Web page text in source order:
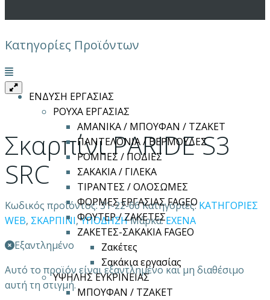
Κατηγορίες Προϊόντων
Μενού
ΕΝΔΥΣΗ ΕΡΓΑΣΙΑΣ
ΡΟΥΧΑ ΕΡΓΑΣΙΑΣ
ΑΜΑΝΙΚΑ / ΜΠΟΥΦΑΝ / ΤΖΑΚΕΤ
ΠΑΝΤΕΛΟΝΙΑ / ΒΕΡΜΟΥΔΕΣ
ΡΟΜΠΕΣ / ΠΟΔΙΕΣ
ΣΑΚΑΚΙΑ / ΓΙΛΕΚΑ
ΤΙΡΑΝΤΕΣ / ΟΛΟΣΩΜΕΣ
ΦΟΡΜΕΣ ΕΡΓΑΣΙΑΣ FAGEO
ΦΟΥΤΕΡ / ΖΑΚΕΤΕΣ
ΖΑΚΕΤΕΣ-ΣΑΚΑΚΙΑ FAGEO
Ζακέτες
Σακάκια εργασίας
ΥΨΗΛΗΣ ΕΥΚΡΙΝΕΙΑΣ
ΜΠΟΥΦΑΝ / ΤΖΑΚΕΤ
Σκαρπίνι PARIDE S3
SRC
Κωδικός προϊόντος:31-22-66Κατηγορίες:ΚΑΤΗΓΟΡΙΕΣ
WEB, ΣΚΑΡΠΙΝΙ,ΥΠΟΔΗΣΗΜάρκα:EXENA
Εξαντλημένο
Αυτό το προϊόν είναι εξαντλημένο και μη διαθέσιμο
αυτή τη στιγμή.